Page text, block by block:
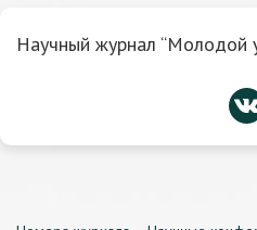
Научный журнал “Молодой